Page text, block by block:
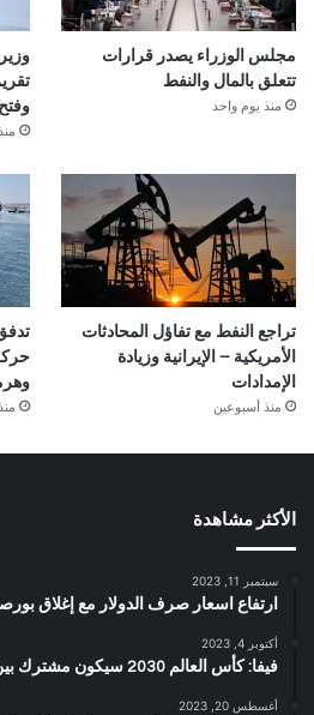
مجلس الوزراء يصدر قرارات
تتعلق بالمال والنفط
منذ يوم واحد
تراجع النفط مع تفاؤل المحادثات
الأمريكية – الإيرانية وزيادة
الإمدادات
منذ أسبوعين
الأكثر مشاهدة
سبتمبر 11, 2023
ارتفاع اسعار صرف الدولار مع إغلاق
أكتوبر 4, 2023
فيفا: كأس العالم 2030 سيكون مشترك بين المغرب وإسبانيا والبرتغال
أغسطس 20, 2023